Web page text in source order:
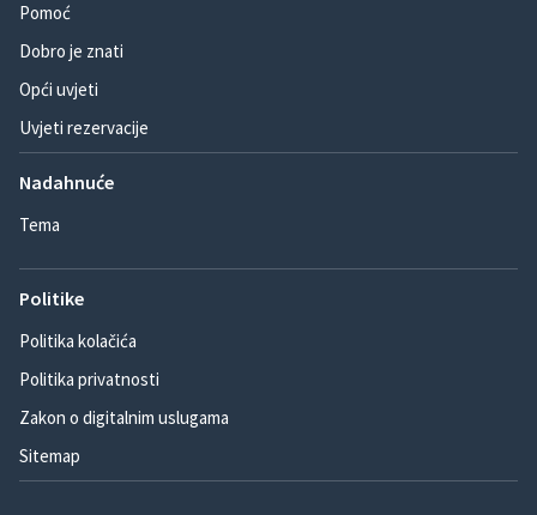
Pomoć
Dobro je znati
Opći uvjeti
Uvjeti rezervacije
Nadahnuće
Tema
Politike
Politika kolačića
Politika privatnosti
Zakon o digitalnim uslugama
Sitemap